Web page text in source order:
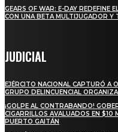
GEARS OF WAR: E-DAY REDEFINE
CON UNA BETA MULTIJUGADOR Y
JUDICIAL
EJÉRCITO NACIONAL CAPTURÓ A
GRUPO DELINCUENCIAL
¡GOLPE AL CONTRABANDO!
CIGARRILLOS AVALUADOS EN $10
PUERTO GAITÁN